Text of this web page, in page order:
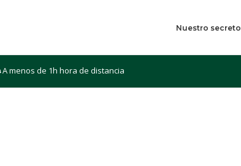
Nuestro secreto
A menos de 1h hora de distancia